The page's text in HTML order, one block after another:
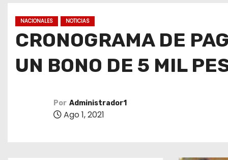
NACIONALES NOTICIAS
CRONOGRAMA DE
UN BONO DE 5 MIL
Por Administrador1
Ago 1, 2021